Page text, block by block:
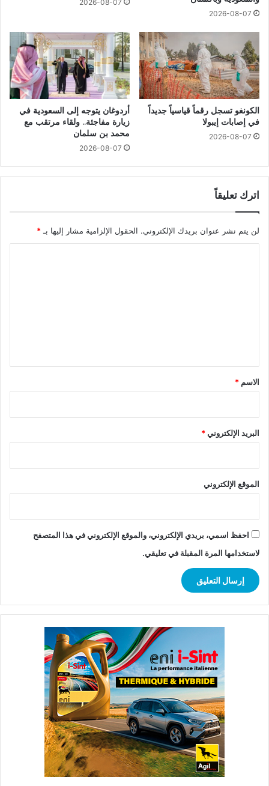
2026-08-07
2026-08-07
الكونغو تسجل رقماً قياسياً جديداً
في إصابات إيبولا
2026-08-07
أردوغان يتوجه إلى السعودية في
زيارة مفاجئة.. ولقاء مرتقب مع
محمد بن سلمان
2026-08-07
اترك تعليقاً
لن يتم نشر عنوان بريدك الإلكتروني. الحقول الإلزامية مشار إليها بـ*
*
الاسم *
البريد الإلكتروني*
الموقع الإلكتروني
احفظ اسمي، بريدي الإلكتروني، والموقع الإلكتروني في هذا المتصفح
لاستخدامها المرة المقبلة في تعليقي.